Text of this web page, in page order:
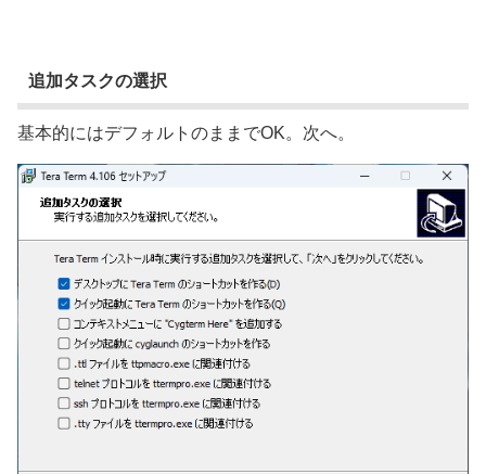
追加タスクの選択
基本的にはデフォルトのままでOK。次へ。